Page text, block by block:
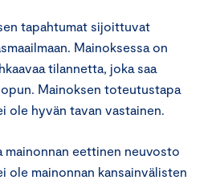
tapahtumat sijoittuvat
Mainoksessa on
tilannetta, joka saa
Mainoksen toteutustapa
ole hyvän tavan vastainen.
eettinen neuvosto
ole mainonnan kansainvälisten